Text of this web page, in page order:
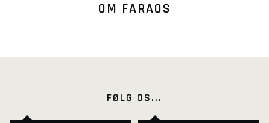
OM FARAOS
FØLG OS...